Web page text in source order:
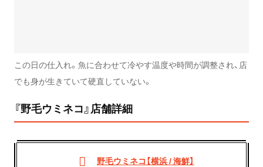
この日の仕入れ。魚に合わせて冷やす温度や時間が調整され、店
でも身が生きていて硬直していない。
『野毛ウミネコ』店舗詳細
野毛ウミネコ【横浜 / 海鮮】